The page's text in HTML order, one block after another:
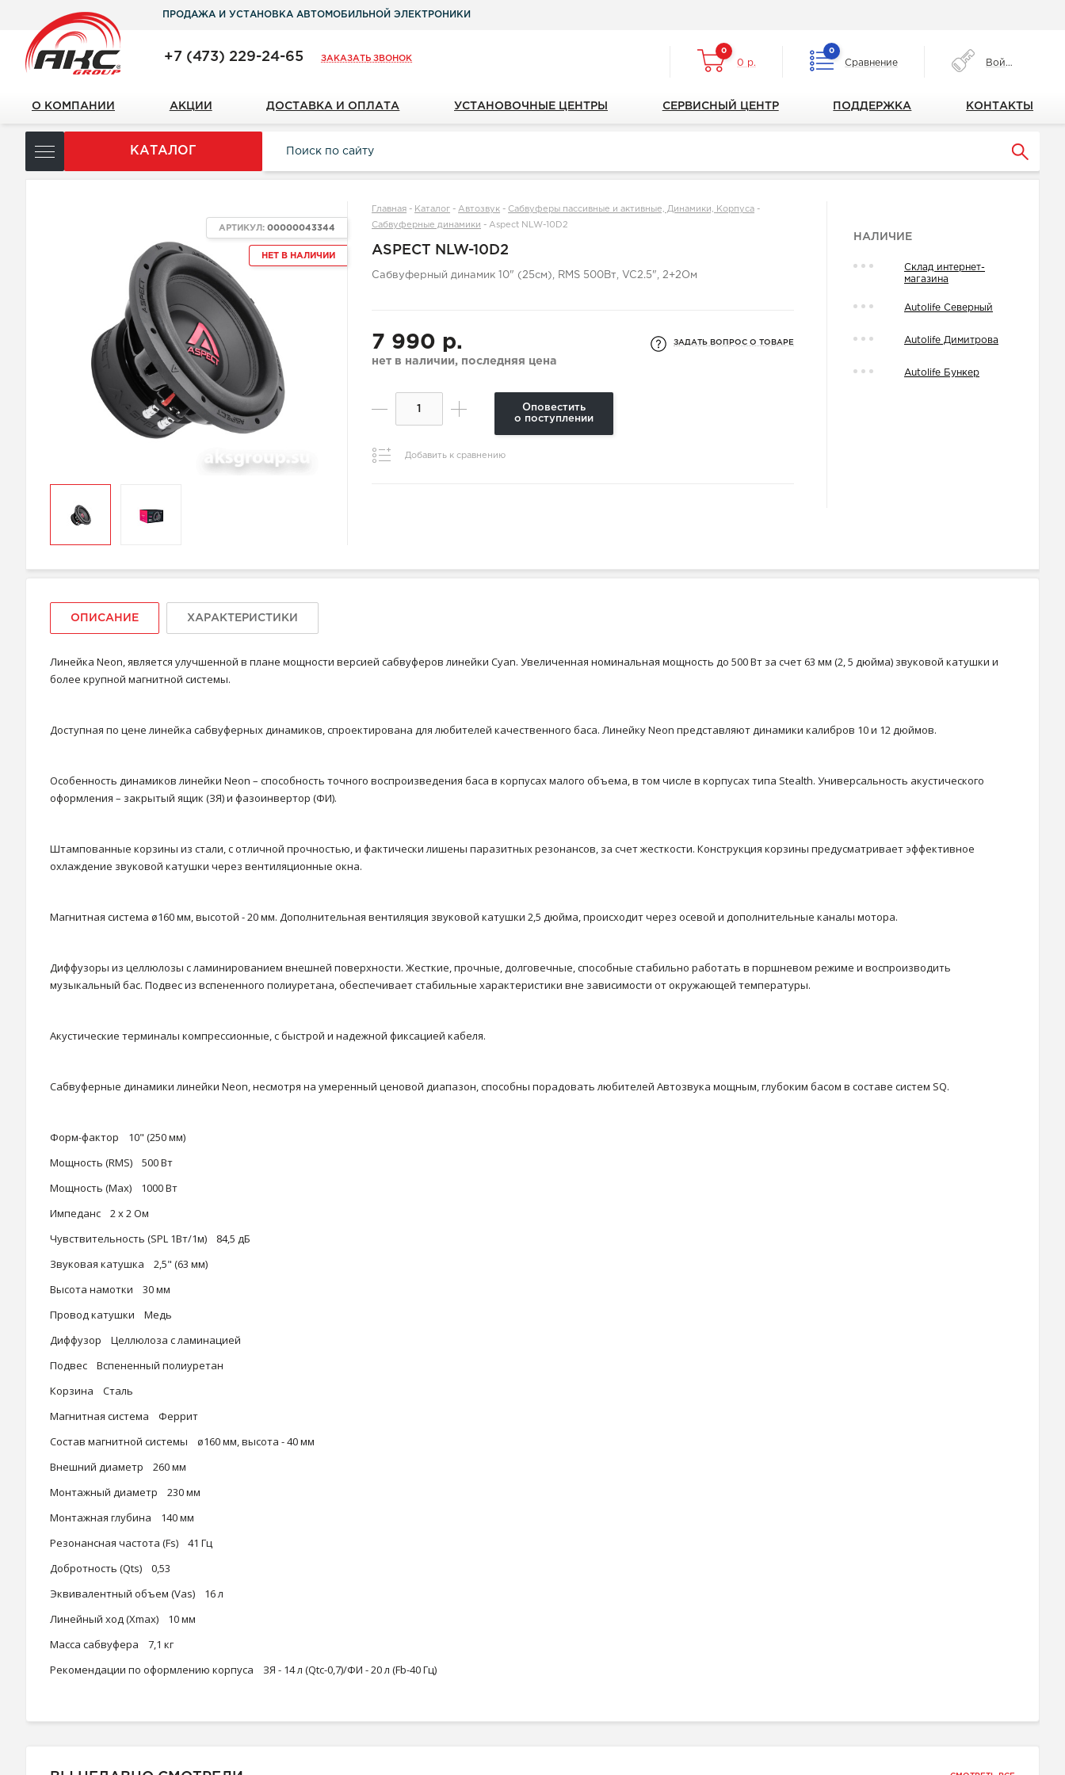
ПРОДАЖА И УСТАНОВКА АВТОМОБИЛЬНОЙ ЭЛЕКТРОНИКИ
+7 (473) 229-24-65 ЗАКАЗАТЬ ЗВОНОК
0
0 р.
0
Сравнение Войти
О КОМПАНИИ АКЦИИ ДОСТАВКА И ОПЛАТА УСТАНОВОЧНЫЕ ЦЕНТРЫ СЕРВИСНЫЙ ЦЕНТР ПОДДЕРЖКА КОНТАКТЫ
КАТАЛОГ
НЕТ В НАЛИЧИИ
АРТИКУЛ:00000043344
Главная - Каталог -Автозвук - Сабвуферы пассивные и активные, Динамики, Корпуса -
Сабвуферные динамики -Aspect NLW-10D2
ASPECT NLW-10D2
Сабвуферный динамик 10" (25см), RMS 500Вт, VC2.5", 2+2Ом
7 990 р.
нет в наличии, последняя цена
ЗАДАТЬ ВОПРОС О ТОВАРЕ
Оповестить
о поступлении
Добавить к сравнению
НАЛИЧИЕ
Склад интернет-
магазина
Autolife Северный
Autolife Димитрова
Autolife Бункер
ОПИСАНИЕ ХАРАКТЕРИСТИКИ
Линейка Neon, является улучшенной в плане мощности версией сабвуферов линейки Cyan. Увеличенная номинальная мощность до 500 Вт за счет 63 мм (2, 5 дюйма) звуковой катушки и
более крупной магнитной системы.
Доступная по цене линейка сабвуферных динамиков, спроектирована для любителей качественного баса. Линейку Neon представляют динамики калибров 10 и 12 дюймов.
Особенность динамиков линейки Neon – способность точного воспроизведения баса в корпусах малого объема, в том числе в корпусах типа Stealth. Универсальность акустического
оформления – закрытый ящик (ЗЯ) и фазоинвертор (ФИ).
Штампованные корзины из стали, с отличной прочностью, и фактически лишены паразитных резонансов, за счет жесткости. Конструкция корзины предусматривает эффективное
охлаждение звуковой катушки через вентиляционные окна.
Магнитная система ø160 мм, высотой - 20 мм. Дополнительная вентиляция звуковой катушки 2,5 дюйма, происходит через осевой и дополнительные каналы мотора.
Диффузоры из целлюлозы с ламинированием внешней поверхности. Жесткие, прочные, долговечные, способные стабильно работать в поршневом режиме и воспроизводить
музыкальный бас. Подвес из вспененного полиуретана, обеспечивает стабильные характеристики вне зависимости от окружающей температуры.
Акустические терминалы компрессионные, с быстрой и надежной фиксацией кабеля.
Сабвуферные динамики линейки Neon, несмотря на умеренный ценовой диапазон, способны порадовать любителей Автозвука мощным, глубоким басом в составе систем SQ.
Форм-фактор 10" (250 мм)
Мощность (RMS) 500 Вт
Мощность (Max) 1000 Вт
Импеданс 2 х 2 Ом
Чувствительность (SPL 1Вт/1м) 84,5 дБ
Звуковая катушка 2,5" (63 мм)
Высота намотки 30 мм
Провод катушки Медь
Диффузор Целлюлоза с ламинацией
Подвес Вспененный полиуретан
Корзина Сталь
Магнитная система Феррит
Состав магнитной системы ø160 мм, высота - 40 мм
Внешний диаметр 260 мм
Монтажный диаметр 230 мм
Монтажная глубина 140 мм
Резонансная частота (Fs) 41 Гц
Добротность (Qts) 0,53
Эквивалентный объем (Vas) 16 л
Линейный ход (Хmax) 10 мм
Масса сабвуфера 7,1 кг
Рекомендации по оформлению корпуса ЗЯ - 14 л (Qtc-0,7)/ФИ - 20 л (Fb-40 Гц)